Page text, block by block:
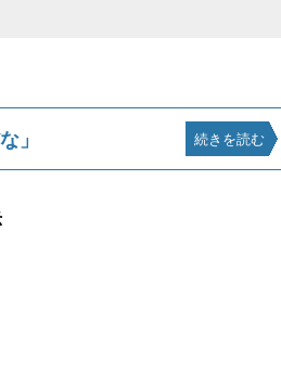
」 続きを読む